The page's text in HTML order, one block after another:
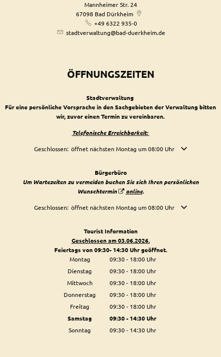
Mannheimer Str. 24
67098 Bad Dürkheim
+49 6322 935-0
stadtverwaltung@bad-duerkheim.de
ÖFFNUNGSZEITEN
Stadtverwaltung
Für eine persönliche Vorsprache in den Sachgebieten der Verwaltung bitten
wir, zuvor einen Termin zu vereinbaren.
Telefonische Erreichbarkeit:
Klicken, um weitere Öffnungs- oder Schließzeiten auszublenden
Geschlossen: öffnet nächsten Montag um 08:00 Uhr
Bürgerbüro
Um Wartezeiten zu vermeiden buchen Sie sich Ihren persönlichen
Wunschtermin
online.
Klicken, um weitere Öffnungs- oder Schließzeiten auszublenden
Geschlossen: öffnet nächsten Montag um 08:00 Uhr
Tourist Information
Geschlossen am 03.06.2026.
Feiertags von 09:30- 14:30 Uhr geöffnet.
Montag
09:30- 18:00Uhr
Von 09:30 bis 18:00 Uhr
Dienstag 09:30- 18:00Uhr
Von 09:30 bis 18:00 Uhr
Mittwoch 09:30- 18:00Uhr
Von 09:30 bis 18:00 Uhr
Donnerstag 09:30- 18:00Uhr
Von 09:30 bis 18:00 Uhr
Freitag 09:30- 18:00Uhr
Von 09:30 bis 18:00 Uhr
Samstag 09:30- 14:30Uhr
Von 09:30 bis 14:30 Uhr
Sonntag 09:30- 14:30Uhr